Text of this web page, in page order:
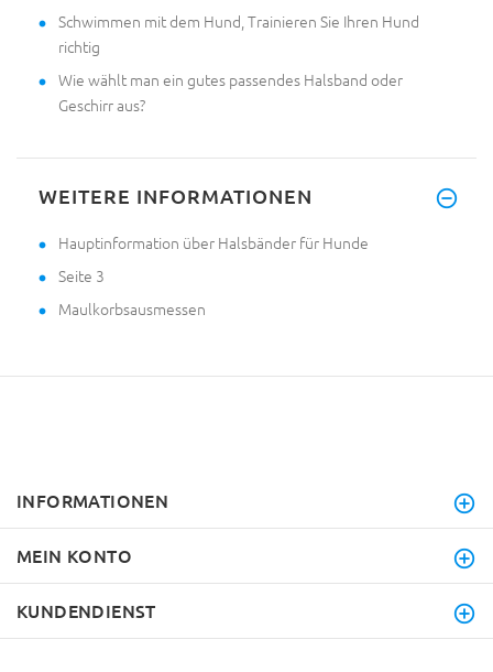
Schwimmen mit dem Hund, Trainieren Sie Ihren Hund
richtig
Wie wählt man ein gutes passendes Halsband oder
Geschirr aus?
WEITERE INFORMATIONEN
Hauptinformation über Halsbänder für Hunde
Seite 3
Maulkorbsausmessen
INFORMATIONEN
MEIN KONTO
KUNDENDIENST